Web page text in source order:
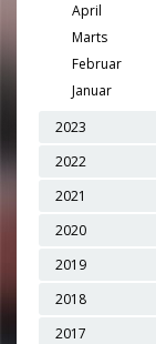
April
Marts
Februar
Januar
2023
2022
2021
2020
2019
2018
2017